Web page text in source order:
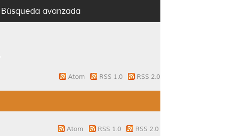
Búsqueda avanzada
Atom RSS 1.0 RSS 2.0
Atom RSS 1.0 RSS 2.0